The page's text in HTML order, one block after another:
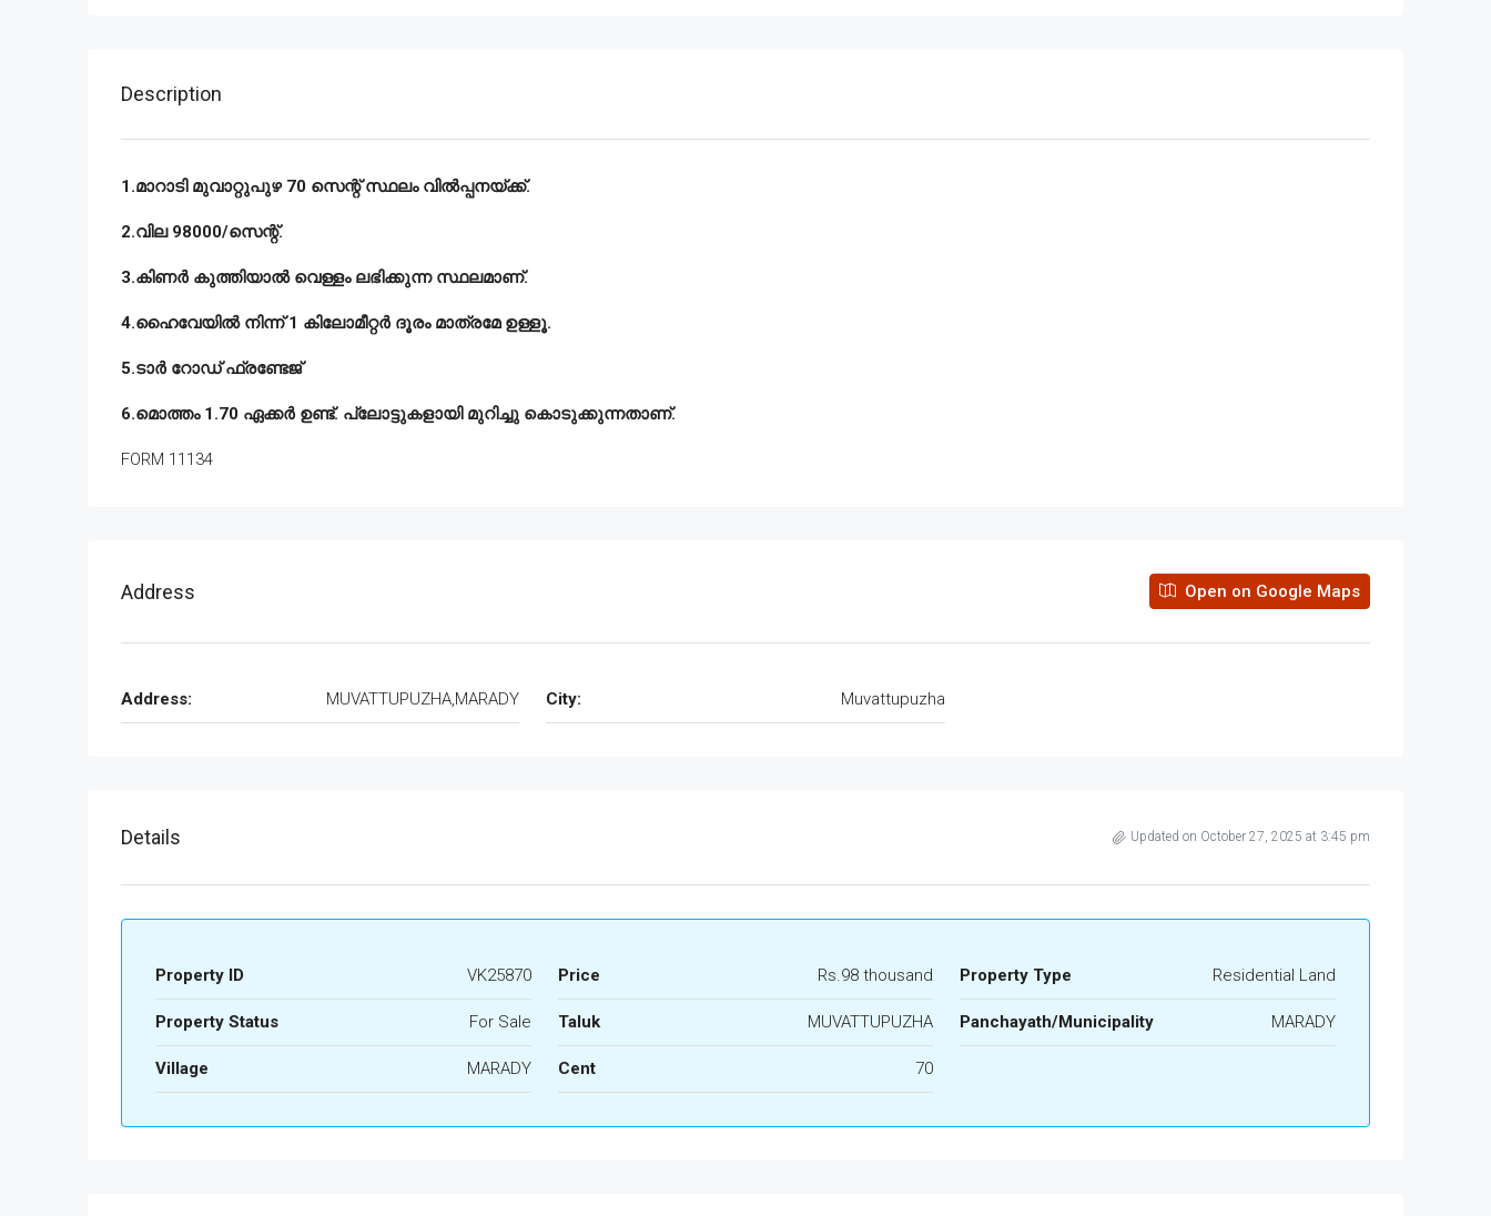
Description
1.മാറാടി മുവാറ്റുപുഴ 70 സെന്റ് സ്ഥലം വിൽപ്പനയ്ക്ക്.
2.വില 98000/സെന്റ്.
3.കിണർ കുത്തിയാൽ വെള്ളം ലഭിക്കുന്ന സ്ഥലമാണ്.
4.ഹൈവേയിൽ നിന്ന് 1 കിലോമീറ്റർ ദൂരം മാത്രമേ ഉള്ളൂ.
5.ടാർ റോഡ് ഫ്രണ്ടേജ്
6.മൊത്തം 1.70 ഏക്കർ ഉണ്ട്‌. പ്ലോട്ടുകളായി മുറിച്ചു കൊടുക്കുന്നതാണ്.
FORM 11134
Address Open on Google Maps
Address: MUVATTUPUZHA,MARADY City: Muvattupuzha
Details Updated on October 27, 2025 at 3:45 pm
Property ID VK25870 Price Rs.98 thousand Property Type Residential Land
Property Status For Sale Taluk MUVATTUPUZHA Panchayath/Municipality MARADY
Village MARADY Cent 70